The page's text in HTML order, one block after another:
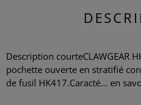
Description courteCLAWGEAR
pochette ouverte en stratifié
de fusil HK417.Caracté... en